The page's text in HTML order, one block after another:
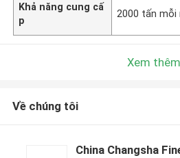
Khả năng cung cấ
p
2000 tấn mỗi
Xem thêm
Về chúng tôi
China Changsha